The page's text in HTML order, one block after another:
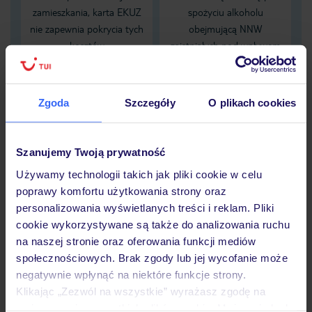
Zgoda Szczegóły O plikach cookies
Szanujemy Twoją prywatność
Używamy technologii takich jak pliki cookie w celu
poprawy komfortu użytkowania strony oraz
personalizowania wyświetlanych treści i reklam. Pliki
cookie wykorzystywane są także do analizowania ruchu
na naszej stronie oraz oferowania funkcji mediów
społecznościowych. Brak zgody lub jej wycofanie może
negatywnie wpłynąć na niektóre funkcje strony.
Klikając „Zezwól na wszystkie” wyrażasz zgodę na
zamieszkania, karta EKUZ
nie zapewnia pokrycia tych
kosztów
spożyciu alkoholu
obejmującą NNW
zaistniałych pod wpływem
alkoholu
Dane Mondial Assistance
wariantów ochrony »
Dlaczego warto wybrać TUI?